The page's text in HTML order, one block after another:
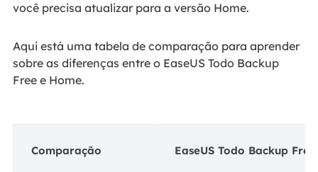
você precisa atualizar para a versão Home.
Aqui está uma tabela de comparação para aprender
sobre as diferenças entre o EaseUS Todo Backup
Free e Home.
Comparação EaseUS Todo Backup Free